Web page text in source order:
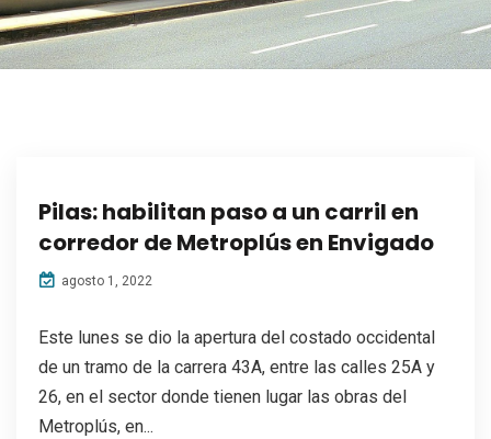
Pilas: habilitan paso a un carril en
corredor de Metroplús en Envigado
agosto 1, 2022
Este lunes se dio la apertura del costado occidental
de un tramo de la carrera 43A, entre las calles 25A y
26, en el sector donde tienen lugar las obras del
Metroplús, en...